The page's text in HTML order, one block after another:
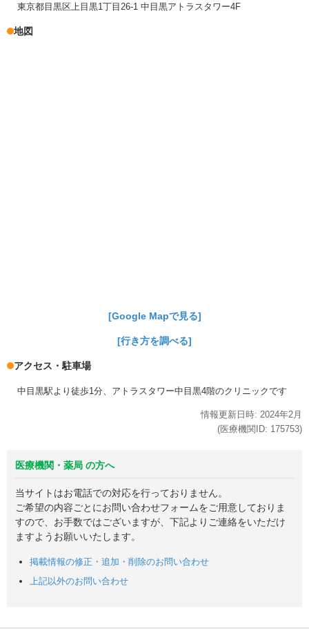
東京都目黒区上目黒1丁目26-1 中目黒アトラスタワー4F
地図
[Google Mapで見る]
[行き方を調べる]
アクセス・駐車場
中目黒駅より徒歩1分、アトラスタワー中目黒4階のクリニックです
情報更新日時: 2024年2月
(医療機関ID: 175753)
医療機関・薬局 の方へ
当サイトはお電話での対応を行っておりません。
ご希望の内容ごとにお問い合わせフォームをご用意しておりま
すので、お手数ではございますが、下記よりご連絡をいただけ
ますようお願いいたします。
掲載情報の修正・追加・削除のお問い合わせ
上記以外のお問い合わせ